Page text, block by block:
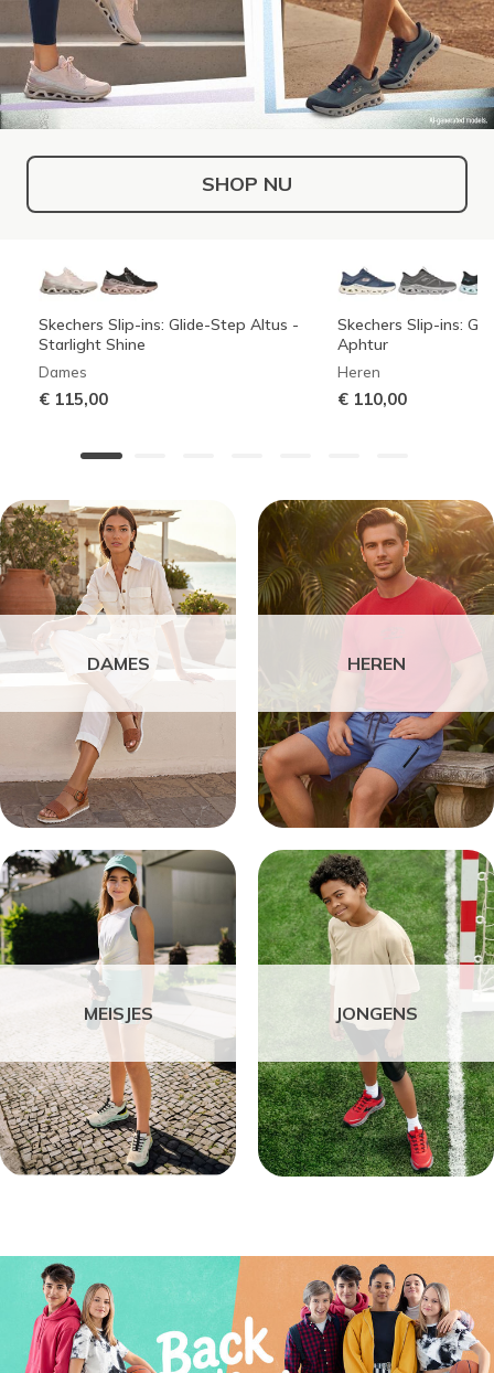
SHOP NU
Skechers Slip-ins: Glide-Step Altus -
Starlight Shine
Dames
€ 115,00
Skechers Slip-ins:
Aphtur
Heren
€ 110,00
DAMES HEREN
MEISJES JONGENS